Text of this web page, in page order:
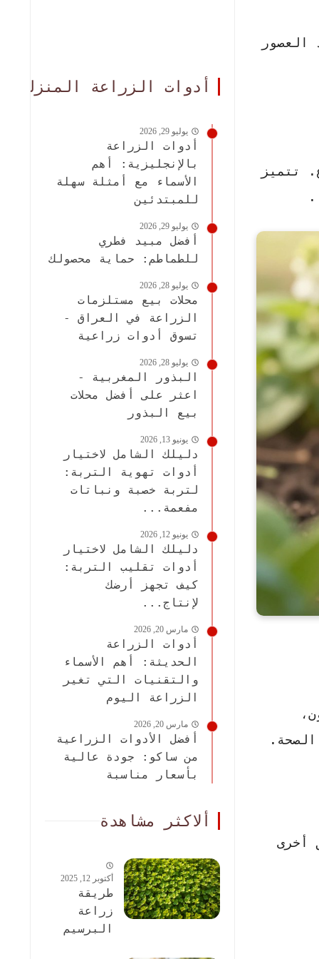
تتميز
أخرى
أدوات الزراعة المنزلية
يوليو 29, 2026
أدوات الزراعة
بالإنجليزية: أهم
الأسماء مع أمثلة سهلة
للمبتدئين
يوليو 29, 2026
أفضل مبيد فطري
للطماطم: حماية محصولك
يوليو 28, 2026
محلات بيع مستلزمات
الزراعة في العراق -
تسوق أدوات زراعية
يوليو 28, 2026
البذور المغربية -
اعثر على أفضل محلات
بيع البذور
يونيو 13, 2026
دليلك الشامل لاختيار
أدوات تهوية التربة:
لتربة خصبة ونباتات
مفعمة...
يونيو 12, 2026
دليلك الشامل لاختيار
أدوات تقليب التربة:
كيف تجهز أرضك
لإنتاج...
مارس 20, 2026
أدوات الزراعة
الحديثة: أهم الأسماء
والتقنيات التي تغير
الزراعة اليوم
مارس 20, 2026
أفضل الأدوات الزراعية
من ساكو: جودة عالية
بأسعار مناسبة
ألاكثر مشاهدة
أكتوبر 12, 2025
طريقة
زراعة
البرسيم